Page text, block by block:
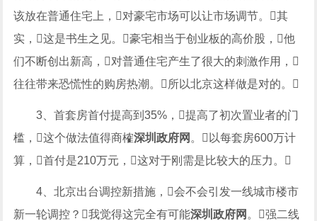
该放在普通住宅上，对豪宅市场可以让市场调节。其
实，这是书生之见。豪宅相当于创业板的高价股，他
们不断创出新高，对普通住宅产生了很大的刺激作用，
往往带来恐慌性的购房热潮。所以北京这样做是对的。
3、首套房首付提高到35%，提高了初次置业者的门
槛，这个做法值得商榷深圳政府网 。以每套房600万计
算，首付是210万元，这对于刚需是比较大的压力。
4、北京出台调控新措施，会不会引发一线城市楼市
新一轮调控？我觉得这完全有可能深圳政府网 。强二线